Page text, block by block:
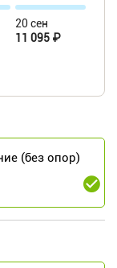
20 сен
11 095 ₽
(без опор)